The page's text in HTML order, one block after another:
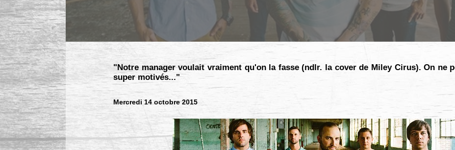
"Notre manager voulait vraiment qu'on la fasse (ndlr. la cover de Miley Cirus). On ne
super motivés..."
Mercredi 14 octobre 2015